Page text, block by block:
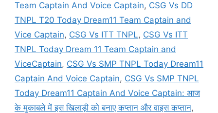
Team Captain And Voice Captain, CSG Vs DD
TNPL T20 Today Dream11 Team Captain and
Vice Captain, CSG Vs ITT TNPL, CSG Vs ITT
TNPL Today Dream 11 Team Captain and
ViceCaptain, CSG Vs SMP TNPL Today Dream11
Captain And Voice Captain, CSG Vs SMP TNPL
Today Dream11 Captain And Voice Captain: आज
के मुकाबले में इस खिलाड़ी को बनाए कप्तान और वाइस कप्तान,